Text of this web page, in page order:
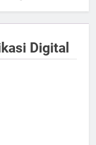
Digital